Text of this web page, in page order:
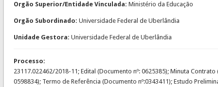
Orgão Superior/Entidade Vinculada: Ministério da Educação
Orgão Subordinado: Universidade Federal de Uberlândia
Unidade Gestora: Universidade Federal de Uberlândia
Processo:
23117.022462/2018-11; Edital (Documento nº: 0625385); Minuta Contrato
0598834); Termo de Referência (Documento nº:0343411); Estudo